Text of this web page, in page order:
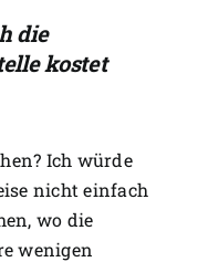
die
kostet
Ich würde
nicht einfach
wo die
wenigen